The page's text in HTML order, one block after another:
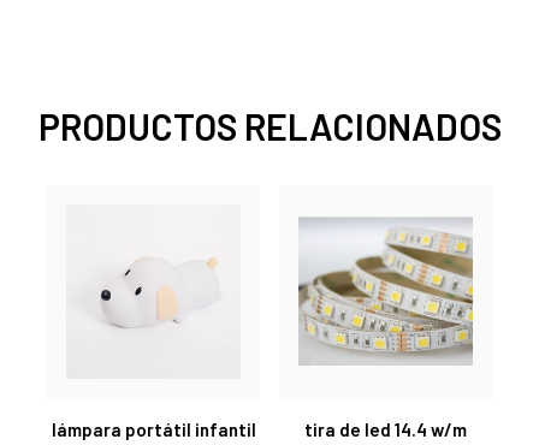
PRODUCTOS RELACIONADOS
lámpara portátil infantil
tira de led 14.4 w/m